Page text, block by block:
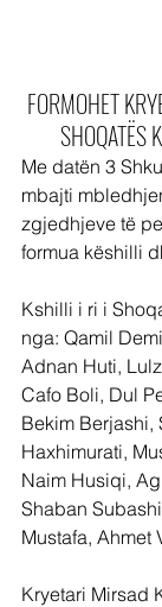
FORMOHET
SHOQATËS
Me datën 3
mbajti
zgjedhjeve të
formua këshilli
Kshilli i ri i
nga: Qamil
Adnan Huti,
Cafo Boli, Dul
Bekim Berjashi,
Haxhimurati,
Naim Husiqi,
Shaban
Mustafa, Ahmet
Kryetari Mirsad